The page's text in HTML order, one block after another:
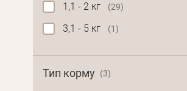
1,1 - 2 кг (29)
3,1 - 5 кг (1)
Тип корму (3)